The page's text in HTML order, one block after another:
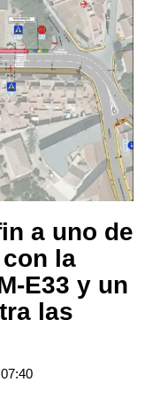
a uno de
la
E33 y un
las